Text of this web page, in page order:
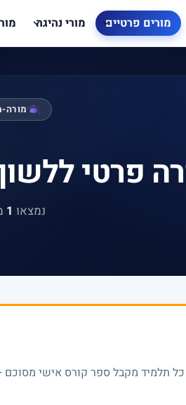
מורים פרטיים מורי נהיגה
פרטי
נמצאו 1
תלמיד מקבל ספר קורס אישי מסוכם